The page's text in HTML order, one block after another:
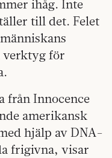
ihåg. Inte
till det. Felet
verktyg för
från Innocence
amerikansk
hjälp av DNA-
frigivna, visar